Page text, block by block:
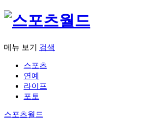
메뉴 보기 검색
스포츠
연예
라이프
포토
스포츠월드